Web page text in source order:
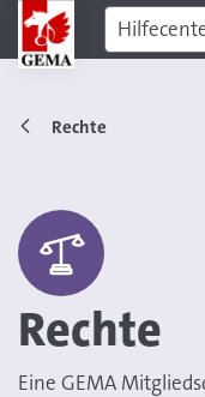
Rechte
Rechte
Eine GEMA